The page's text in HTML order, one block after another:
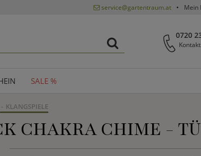
service@gartentraum.at Mein
0720
SALE %
KLANGSPIELE
CHAKRA CHIME -